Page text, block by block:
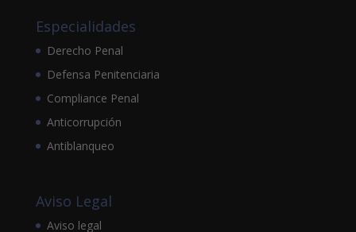
Especialidades
Derecho Penal
Defensa Penitenciaria
Compliance Penal
Anticorrupción
Antiblanqueo
Aviso Legal
Aviso legal